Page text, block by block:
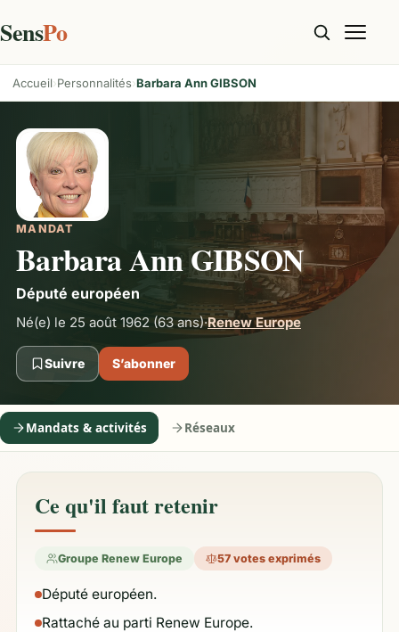
SensPo
Accueil Personnalités Barbara Ann GIBSON
MANDAT
Barbara Ann GIBSON
Député européen
Né(e) le 25 août 1962 (63 ans)·Renew Europe
Suivre S’abonner
Mandats & activités Réseaux
Ce qu'il faut retenir
Groupe Renew Europe 57 votes exprimés
Député européen.
Rattaché au parti Renew Europe.